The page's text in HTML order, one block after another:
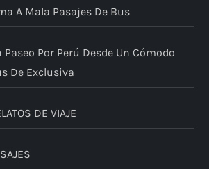
A Mala Pasajes De Bus
Paseo Por Perú Desde Un Cómodo
De Exclusiva
DE VIAJE